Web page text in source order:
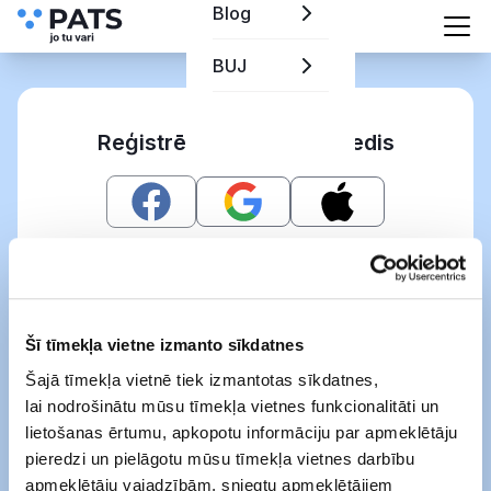
Šī tīmekļa vietne izmanto sīkdatnes
Šajā tīmekļa vietnē tiek izmantotas sīkdatnes,
lai nodrošinātu mūsu tīmekļa vietnes funkcionalitāti un
lietošanas ērtumu, apkopotu informāciju par apmeklētāju
pieredzi un pielāgotu mūsu tīmekļa vietnes darbību
apmeklētāju vajadzībām, sniegtu apmeklētājiem
Blog
BUJ
Reģistrēties kā grāmatvedis
Ar šo es apliecinu, ka esmu iepazinies(-
usies) arPats lietošanas noteikumiemun
Pats cenrādi, Vairāk